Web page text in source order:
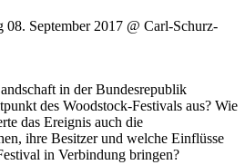
08. September 2017 @ Carl-Schurz-
in der Bundesrepublik
des Woodstock-Festivals aus? Wie
das Ereignis auch die
ihre Besitzer und welche Einflüsse
in Verbindung bringen?